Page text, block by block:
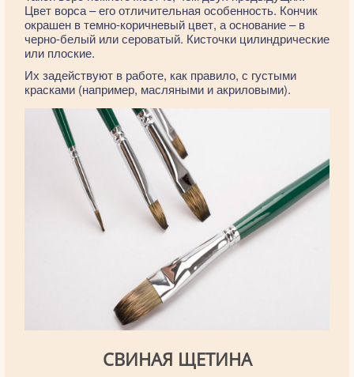
Цвет ворса – его отличительная особенность. Кончик
окрашен в темно-коричневый цвет, а основание – в
черно-белый или сероватый. Кисточки цилиндрические
или плоские.
Их задействуют в работе, как правило, с густыми
красками (например, масляными и акриловыми).
СВИНАЯ ЩЕТИНА